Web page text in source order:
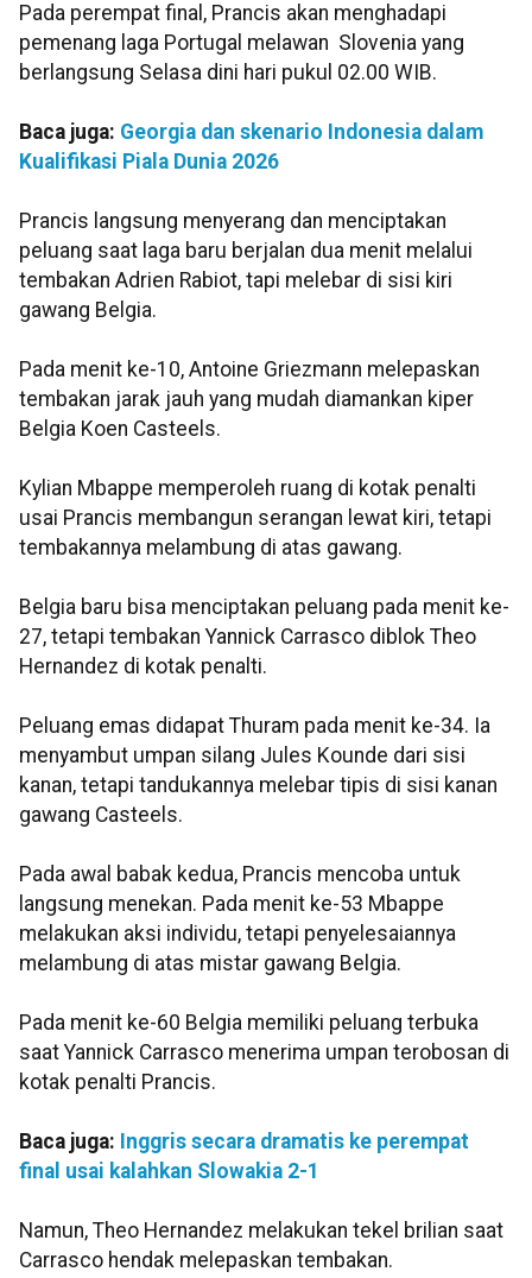
Pada perempat final, Prancis akan menghadapi
pemenang laga Portugal melawan Slovenia yang
berlangsung Selasa dini hari pukul 02.00 WIB.
Baca juga: Georgia dan skenario Indonesia dalam
Kualifikasi Piala Dunia 2026
Prancis langsung menyerang dan menciptakan
peluang saat laga baru berjalan dua menit melalui
tembakan Adrien Rabiot, tapi melebar di sisi kiri
gawang Belgia.
Pada menit ke-10, Antoine Griezmann melepaskan
tembakan jarak jauh yang mudah diamankan kiper
Belgia Koen Casteels.
Kylian Mbappe memperoleh ruang di kotak penalti
usai Prancis membangun serangan lewat kiri, tetapi
tembakannya melambung di atas gawang.
Belgia baru bisa menciptakan peluang pada menit ke-
27, tetapi tembakan Yannick Carrasco diblok Theo
Hernandez di kotak penalti.
Peluang emas didapat Thuram pada menit ke-34. Ia
menyambut umpan silang Jules Kounde dari sisi
kanan, tetapi tandukannya melebar tipis di sisi kanan
gawang Casteels.
Pada awal babak kedua, Prancis mencoba untuk
langsung menekan. Pada menit ke-53 Mbappe
melakukan aksi individu, tetapi penyelesaiannya
melambung di atas mistar gawang Belgia.
Pada menit ke-60 Belgia memiliki peluang terbuka
saat Yannick Carrasco menerima umpan terobosan di
kotak penalti Prancis.
Baca juga: Inggris secara dramatis ke perempat
final usai kalahkan Slowakia 2-1
Namun, Theo Hernandez melakukan tekel brilian saat
Carrasco hendak melepaskan tembakan.